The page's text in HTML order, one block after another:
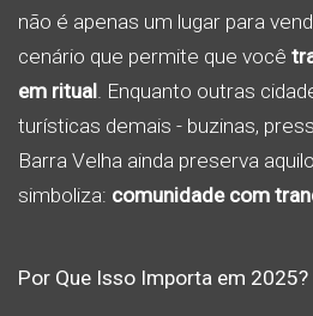
não é apenas um lugar para
cenário que permite que você
em ritual. Enquanto outras
turísticas demais - buzinas,
Barra Velha ainda preserva
simboliza: comunidade com
Por Que Isso Importa em 2025?